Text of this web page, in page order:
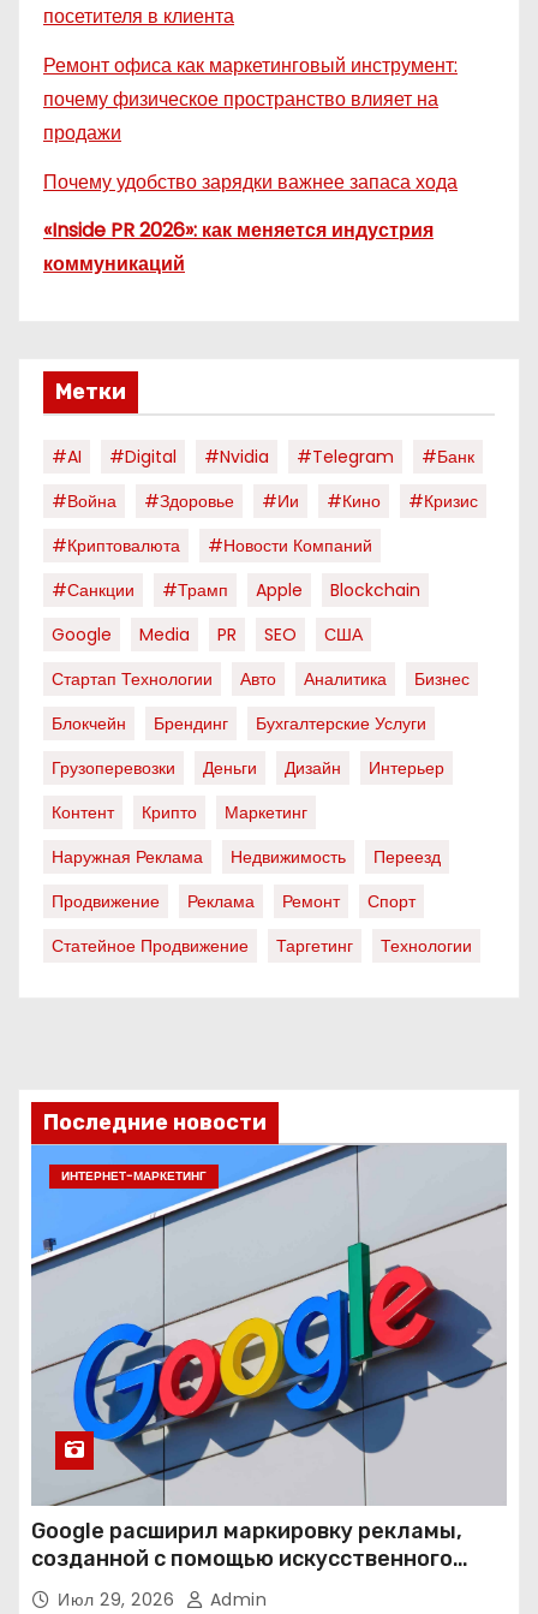
посетителя в клиента
Ремонт офиса как маркетинговый инструмент:
почему физическое пространство влияет на
продажи
Почему удобство зарядки важнее запаса хода
«Inside PR 2026»: как меняется индустрия
коммуникаций
Метки
#AI #digital #nvidia #telegram
#банк
#война
#здоровье #ии #кино
#кризис
#криптовалюта
#новости Компаний
#санкции
#трамп Apple
Blockchain
Google
Media PR SEO
США
Стартап Технологии
Авто Аналитика
Бизнес
Блокчейн
Брендинг
Бухгалтерские Услуги
Грузоперевозки
Деньги Дизайн
Интерьер
Контент
Крипто
Маркетинг
Наружная Реклама
Недвижимость
Переезд
Продвижение
Реклама Ремонт
Спорт
Статейное Продвижение
Таргетинг Технологии
Последние новости
ИНТЕРНЕТ-МАРКЕТИНГ
Google расширил маркировку рекламы,
созданной с помощью искусственного
интеллекта
Июл 29, 2026 Admin